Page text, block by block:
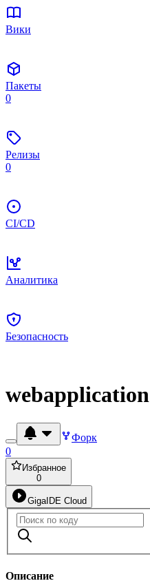
Вики
Пакеты
0
Релизы
0
CI/CD
Аналитика
Безопасность
webapplication
Форк
0
Избранное
0
GigaIDE Cloud
Описание